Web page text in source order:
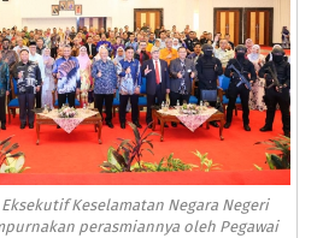
Keselamatan Negara Negeri
perasmiannya oleh Pegawai